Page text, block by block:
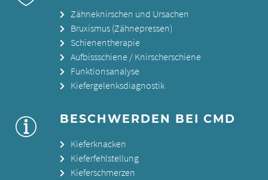
Zähneknirschen und Ursachen
Bruxismus (Zähnepressen)
Schienentherapie
Aufbissschiene / Knirscherschiene
Funktionsanalyse
Kiefergelenksdiagnostik
BESCHWERDEN BEI CMD
Kieferknacken
Kieferfehlstellung
Kieferschmerzen